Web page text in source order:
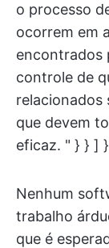
o processo
ocorrem em
encontrados
controle de
relacionados
que devem
eficaz. " } } ] }
Nenhum
trabalho
que é